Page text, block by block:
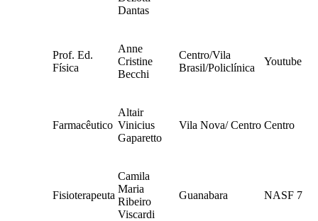
Dantas
Prof. Ed.
Física
Anne
Cristine
Becchi
Centro/Vila
Brasil/Policlínica
Youtube
Farmacêutico
Altair
Vinicius
Gaparetto
Vila Nova/ Centro Centro
Fisioterapeuta
Camila
Maria
Ribeiro
Viscardi
Guanabara NASF 7